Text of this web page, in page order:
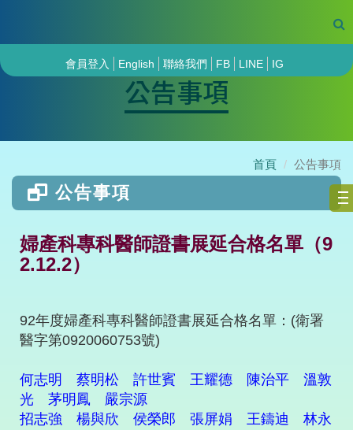
會員登入 English 聯絡我們 FB LINE IG
公告事項
首頁 公告事項
公告事項
婦產科專科醫師證書展延合格名單（9
2.12.2）
92年度婦產科專科醫師證書展延合格名單：(衛署
醫字第0920060753號)
何志明 蔡明松 許世賓 王耀德 陳治平 溫敦
光 茅明鳳 嚴宗源
招志強 楊與欣 侯榮郎 張屏娟 王鑄迪 林永